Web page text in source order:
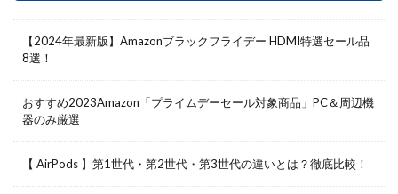
【2024年最新版】Amazonブラックフライデー HDMI特選セール品
8選！
おすすめ2023Amazon「プライムデーセール対象商品」PC＆周辺機
器のみ厳選
【 AirPods 】第1世代・第2世代・第3世代の違いとは？徹底比較！